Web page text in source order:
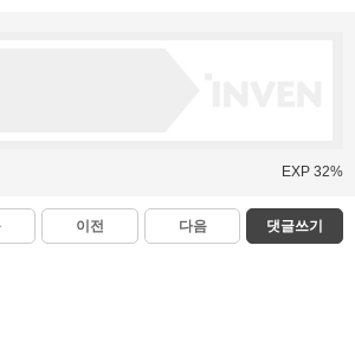
EXP 32%
이전 다음 댓글쓰기